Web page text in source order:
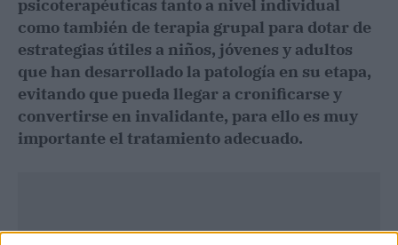
psicoterapéuticas tanto a nivel individual
como también de terapia grupal para dotar de
estrategias útiles a niños, jóvenes y adultos
que han desarrollado la patología en su etapa,
evitando que pueda llegar a cronificarse y
convertirse en invalidante, para ello es muy
importante el tratamiento adecuado.